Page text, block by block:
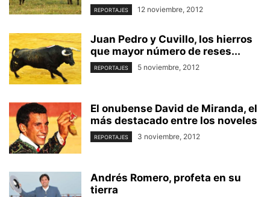
REPORTAJES 12 noviembre, 2012
Juan Pedro y Cuvillo, los hierros
que mayor número de reses...
REPORTAJES 5 noviembre, 2012
El onubense David de Miranda, el
más destacado entre los noveles
REPORTAJES 3 noviembre, 2012
Andrés Romero, profeta en su
tierra